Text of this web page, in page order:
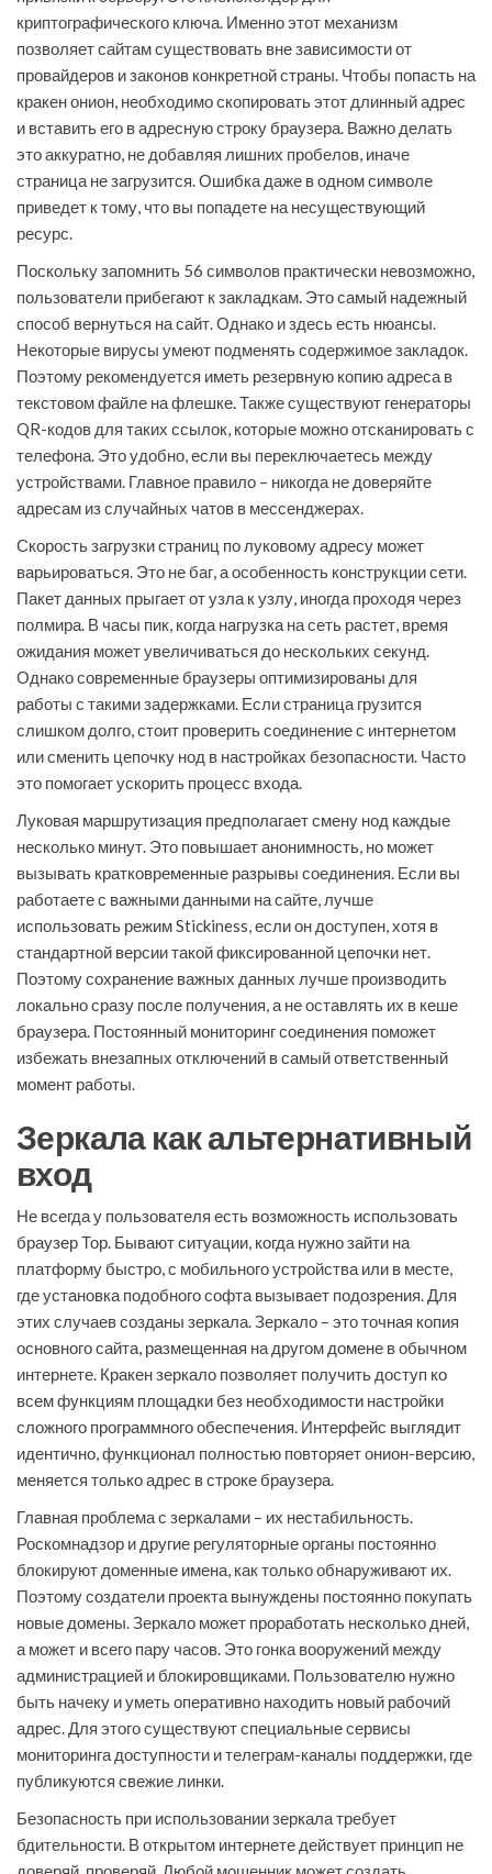
криптографического ключа. Именно этот механизм
позволяет сайтам существовать вне зависимости от
провайдеров и законов конкретной страны. Чтобы попасть на
кракен онион, необходимо скопировать этот длинный адрес
и вставить его в адресную строку браузера. Важно делать
это аккуратно, не добавляя лишних пробелов, иначе
страница не загрузится. Ошибка даже в одном символе
приведет к тому, что вы попадете на несуществующий
ресурс.
Поскольку запомнить 56 символов практически невозможно,
пользователи прибегают к закладкам. Это самый надежный
способ вернуться на сайт. Однако и здесь есть нюансы.
Некоторые вирусы умеют подменять содержимое закладок.
Поэтому рекомендуется иметь резервную копию адреса в
текстовом файле на флешке. Также существуют генераторы
QR-кодов для таких ссылок, которые можно отсканировать с
телефона. Это удобно, если вы переключаетесь между
устройствами. Главное правило – никогда не доверяйте
адресам из случайных чатов в мессенджерах.
Скорость загрузки страниц по луковому адресу может
варьироваться. Это не баг, а особенность конструкции сети.
Пакет данных прыгает от узла к узлу, иногда проходя через
полмира. В часы пик, когда нагрузка на сеть растет, время
ожидания может увеличиваться до нескольких секунд.
Однако современные браузеры оптимизированы для
работы с такими задержками. Если страница грузится
слишком долго, стоит проверить соединение с интернетом
или сменить цепочку нод в настройках безопасности. Часто
это помогает ускорить процесс входа.
Луковая маршрутизация предполагает смену нод каждые
несколько минут. Это повышает анонимность, но может
вызывать кратковременные разрывы соединения. Если вы
работаете с важными данными на сайте, лучше
использовать режим Stickiness, если он доступен, хотя в
стандартной версии такой фиксированной цепочки нет.
Поэтому сохранение важных данных лучше производить
локально сразу после получения, а не оставлять их в кеше
браузера. Постоянный мониторинг соединения поможет
избежать внезапных отключений в самый ответственный
момент работы.
Зеркала как альтернативный
вход
Не всегда у пользователя есть возможность использовать
браузер Тор. Бывают ситуации, когда нужно зайти на
платформу быстро, с мобильного устройства или в месте,
где установка подобного софта вызывает подозрения. Для
этих случаев созданы зеркала. Зеркало – это точная копия
основного сайта, размещенная на другом домене в обычном
интернете. Кракен зеркало позволяет получить доступ ко
всем функциям площадки без необходимости настройки
сложного программного обеспечения. Интерфейс выглядит
идентично, функционал полностью повторяет онион-версию,
меняется только адрес в строке браузера.
Главная проблема с зеркалами – их нестабильность.
Роскомнадзор и другие регуляторные органы постоянно
блокируют доменные имена, как только обнаруживают их.
Поэтому создатели проекта вынуждены постоянно покупать
новые домены. Зеркало может проработать несколько дней,
а может и всего пару часов. Это гонка вооружений между
администрацией и блокировщиками. Пользователю нужно
быть начеку и уметь оперативно находить новый рабочий
адрес. Для этого существуют специальные сервисы
мониторинга доступности и телеграм-каналы поддержки, где
публикуются свежие линки.
Безопасность при использовании зеркала требует
бдительности. В открытом интернете действует принцип не